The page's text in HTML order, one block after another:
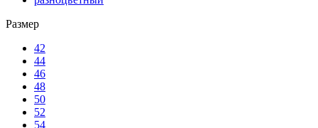
Размер
42
44
46
48
50
52
54